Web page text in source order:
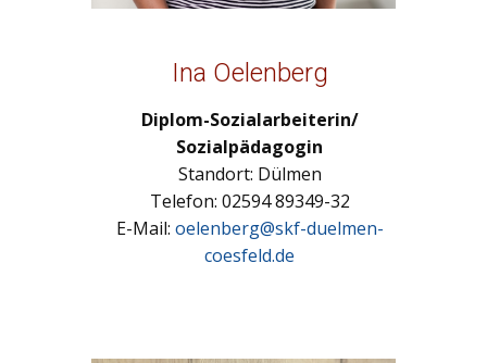
Ina Oelenberg
Diplom-Sozialarbeiterin/
Sozialpädagogin
Standort: Dülmen
Telefon: 02594 89349-32
E-Mail: oelenberg@skf-duelmen-
coesfeld.de